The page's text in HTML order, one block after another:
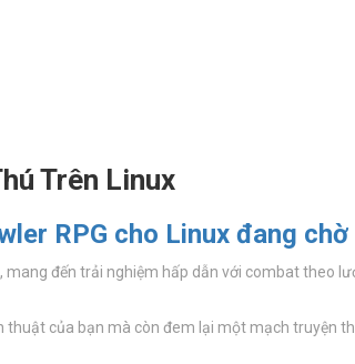
Trên Linux
RPG cho Linux đang
mang đến trải nghiệm hấp dẫn với combat theo
của bạn mà còn đem lại một mạch truyện